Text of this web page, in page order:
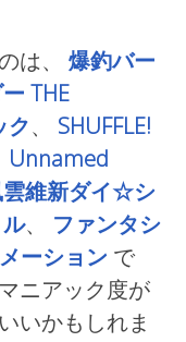
は、 爆釣バー
THE
ク、 SHUFFLE!
Unnamed
雲維新ダイ☆シ
、 ファンタシ
ーション で
ニアック度が
いかもしれま